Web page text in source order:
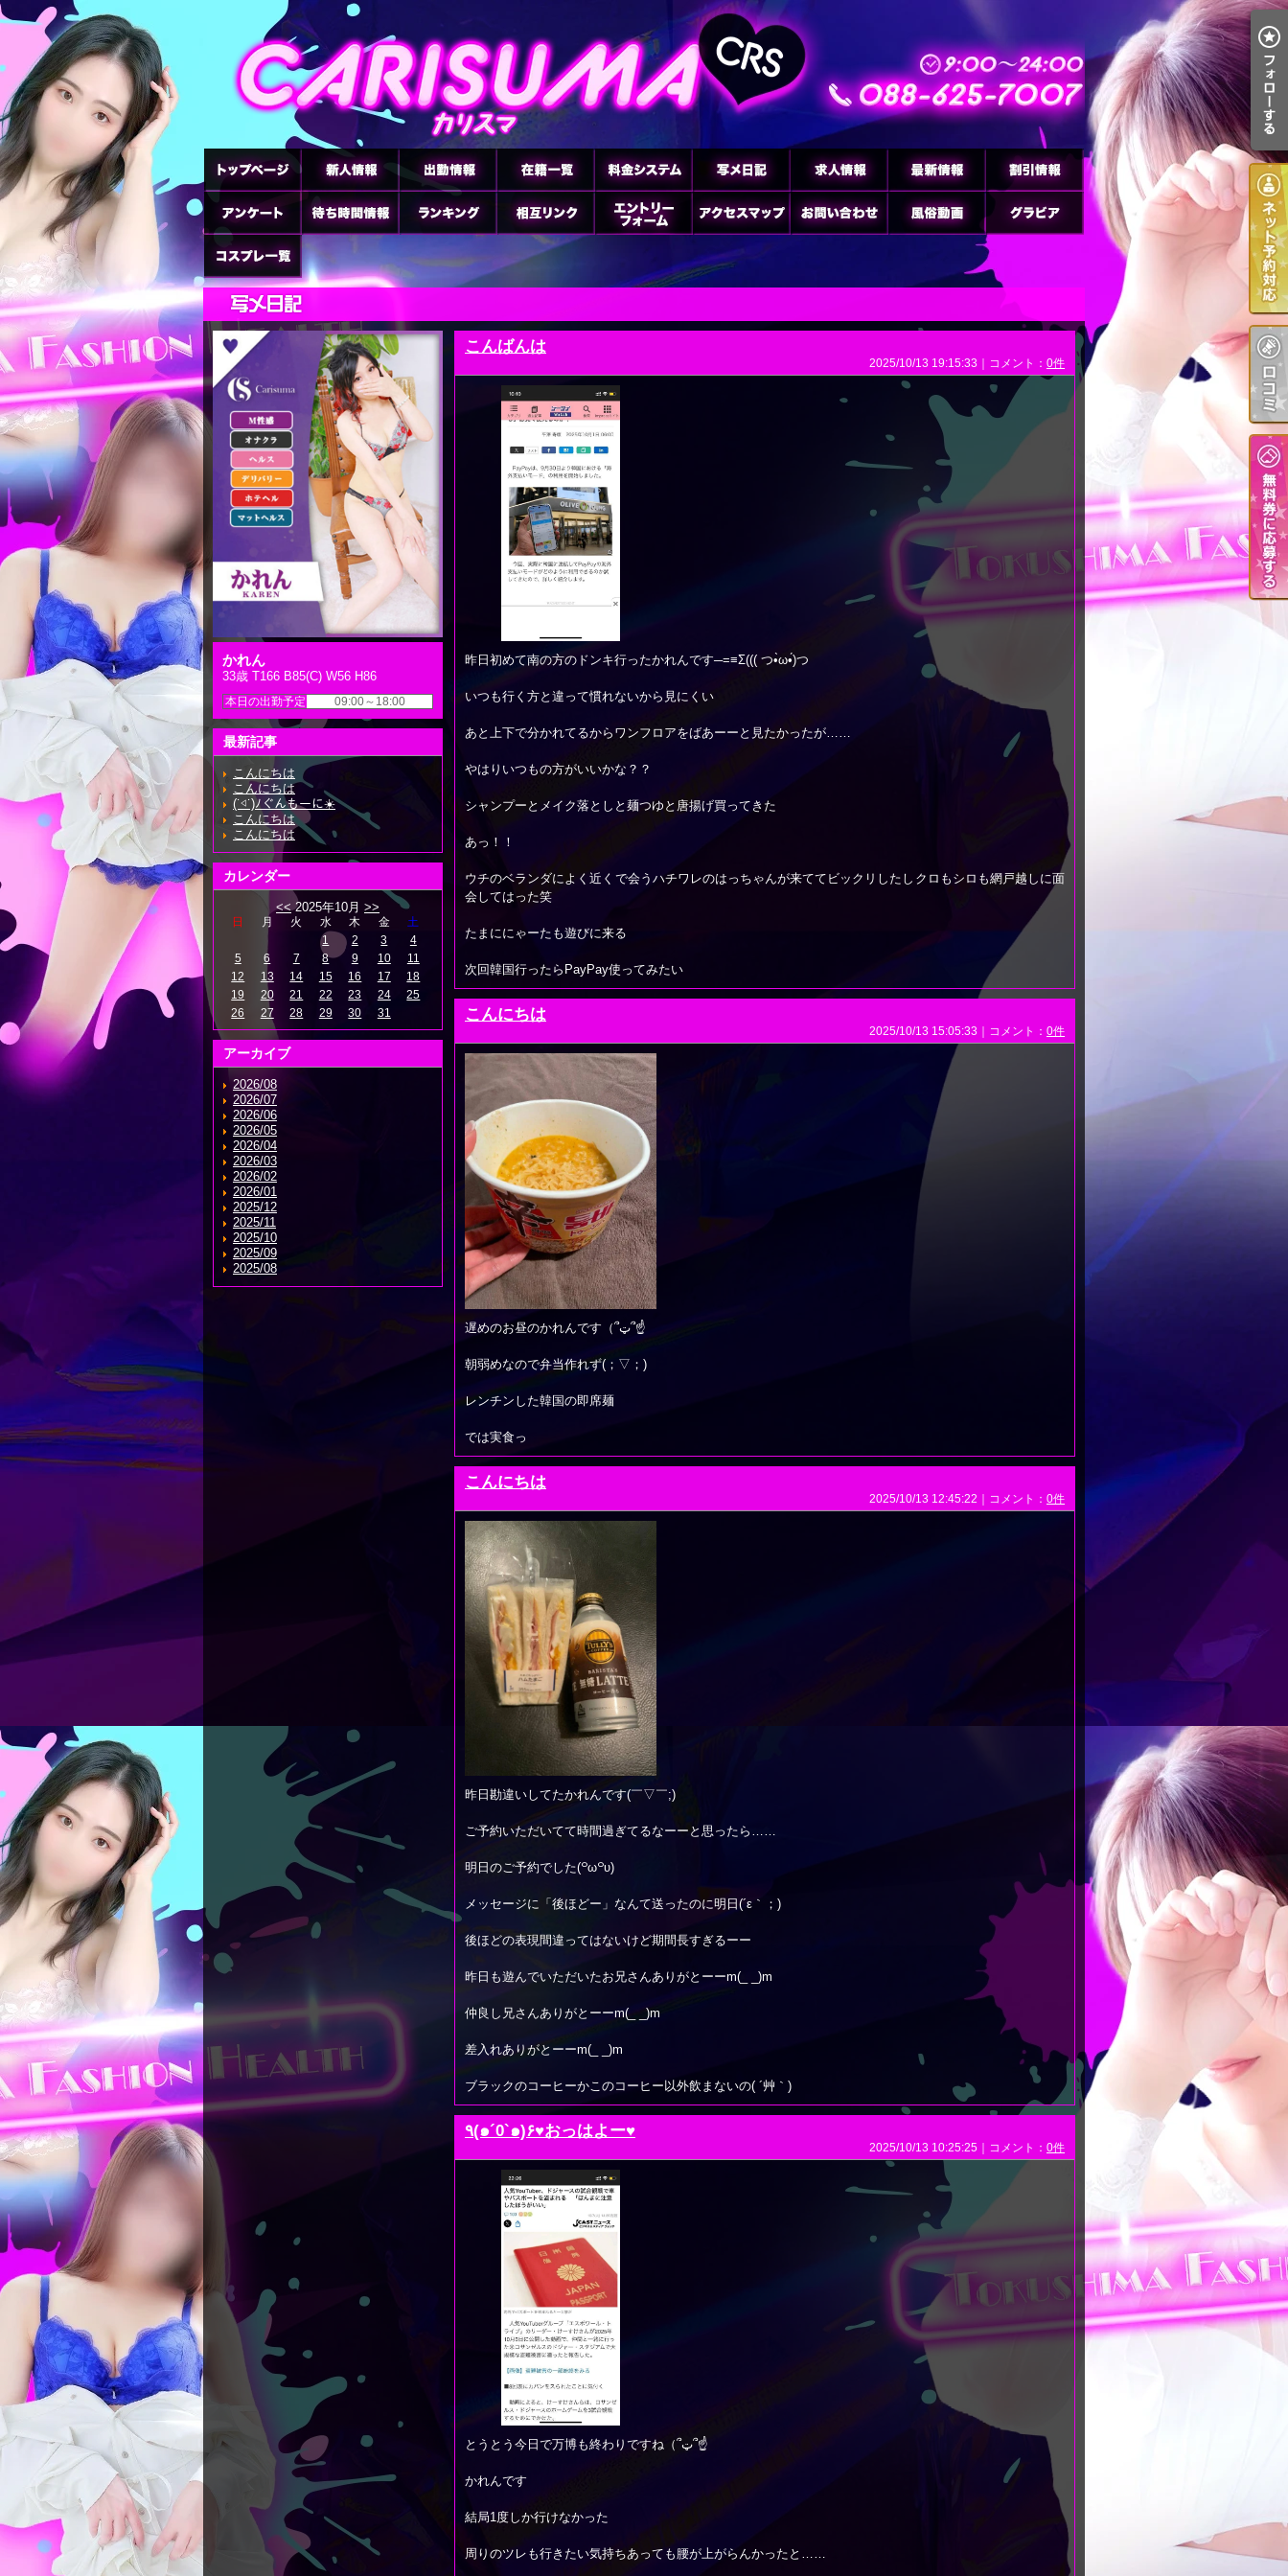
かれん
33歳 T166 B85(C) W56 H86
本日の出勤予定 09:00～18:00
最新記事
こんにちは
こんにちは
(˙◁˙)ﾉぐんもーに☀️
こんにちは
こんにちは
カレンダー
<< 2025年10月 >>
日 月 火 水 木 金
土
1
2 3
4
5
6 7 8 9 10
11
12
13 14 15 16 17
18
19
20 21 22 23 24
25
26
27 28 29 30 31
アーカイブ
2026/08
2026/07
2026/06
2026/05
2026/04
2026/03
2026/02
2026/01
2025/12
2025/11
2025/10
2025/09
2025/08
こんばんは
2025/10/13 19:15:33｜コメント： 0件
昨日初めて南の方のドンキ行ったかれんです─=≡Σ((( つ•̀ω•́)つ
いつも行く方と違って慣れないから見にくい
あと上下で分かれてるからワンフロアをばあーーと見たかったが……
やはりいつもの方がいいかな？？
シャンプーとメイク落としと麺つゆと唐揚げ買ってきた
あっ！！
ウチのベランダによく近くで会うハチワレのはっちゃんが来ててビックリしたしクロもシロも網戸越しに面
会してはった笑
たまににゃーたも遊びに来る
次回韓国行ったらPayPay使ってみたい
こんにちは
2025/10/13 15:05:33｜コメント： 0件
遅めのお昼のかれんです（՞ټ՞☝
朝弱めなので弁当作れず(；▽；)
レンチンした韓国の即席麺
では実食っ
こんにちは
2025/10/13 12:45:22｜コメント： 0件
昨日勘違いしてたかれんです(￣▽￣;)
ご予約いただいてて時間過ぎてるなーーと思ったら……
明日のご予約でした(꒪ω꒪υ)
メッセージに「後ほどー」なんて送ったのに明日(´ε｀；)
後ほどの表現間違ってはないけど期間長すぎるーー
昨日も遊んでいただいたお兄さんありがとーーm(_ _)m
仲良し兄さんありがとーーm(_ _)m
差入れありがとーーm(_ _)m
ブラックのコーヒーかこのコーヒー以外飲まないの( ´艸｀)
٩(๑´0`๑)۶♥おっはよー♥
2025/10/13 10:25:25｜コメント： 0件
とうとう今日で万博も終わりですね（՞ټ՞☝
かれんです
結局1度しか行けなかった
周りのツレも行きたい気持ちあっても腰が上がらんかったと……